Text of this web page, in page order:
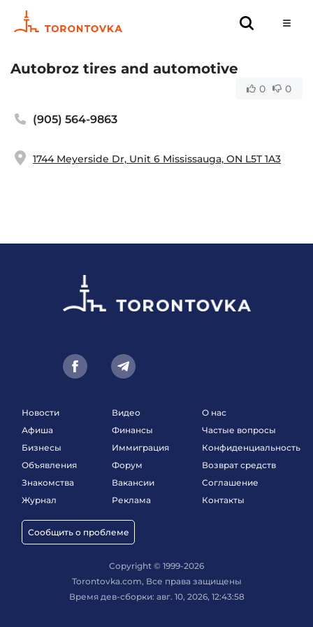
Autobroz tires and automotive
0 0
(905) 564-9863
1744 Meyerside Dr, Unit 6 Mississauga, ON L5T 1A3
Новости
Афиша
Бизнесы
Объявления
Знакомства
Журнал
Сообщить о проблеме
Видео
Финансы
Иммиграция
Форум
Вакансии
Реклама
О нас
Частые вопросы
Конфиденциальность
Возврат средств
Соглашение
Контакты
Copyright © 1999-2026
Torontovka.com, Все права защищены
Время дев-сборки: авг. 10, 2026, 12:43:58